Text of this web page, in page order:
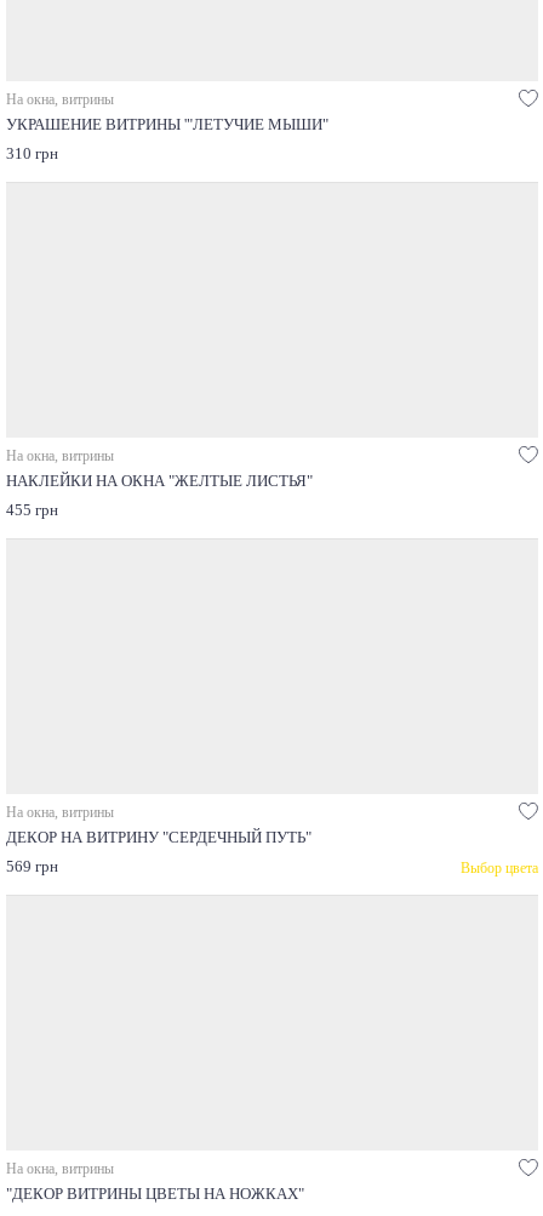
На окна, витрины
УКРАШЕНИЕ ВИТРИНЫ '"ЛЕТУЧИЕ МЫШИ"
310 грн
На окна, витрины
НАКЛЕЙКИ НА ОКНА "ЖЕЛТЫЕ ЛИСТЬЯ"
455 грн
На окна, витрины
ДЕКОР НА ВИТРИНУ "СЕРДЕЧНЫЙ ПУТЬ"
569 грн
Выбор цвета
На окна, витрины
"ДЕКОР ВИТРИНЫ ЦВЕТЫ НА НОЖКАХ"